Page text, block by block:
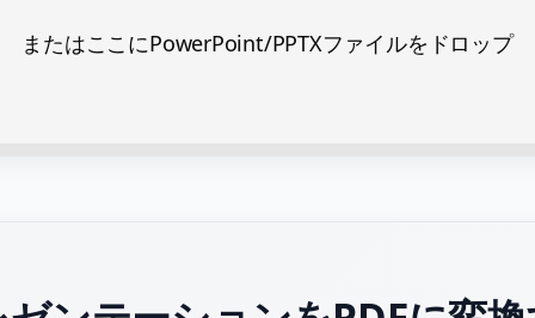
またはここにPowerPoint/PPTXファイルをドロップ